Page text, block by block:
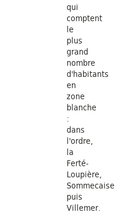
qui
comptent
le
plus
grand
nombre
d'habitants
en
zone
blanche
:
dans
l'ordre,
la
Ferté-
Loupière,
Sommecaise
puis
Villemer.